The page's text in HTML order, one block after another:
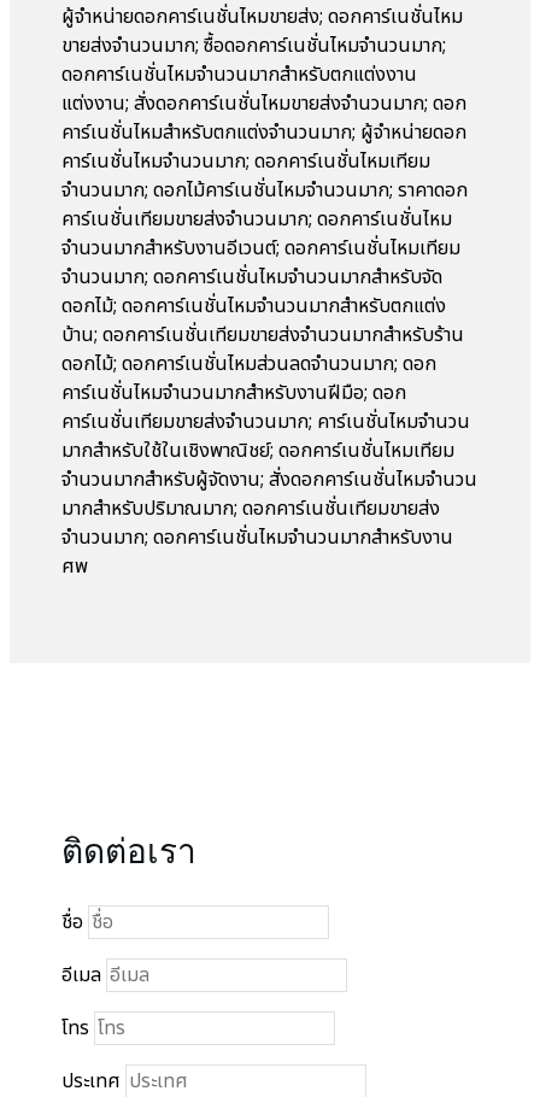
ผู้จำหน่ายดอกคาร์เนชั่นไหมขายส่ง; ดอกคาร์เนชั่นไหม
ขายส่งจำนวนมาก; ซื้อดอกคาร์เนชั่นไหมจำนวนมาก;
ดอกคาร์เนชั่นไหมจำนวนมากสำหรับตกแต่งงาน
แต่งงาน; สั่งดอกคาร์เนชั่นไหมขายส่งจำนวนมาก; ดอก
คาร์เนชั่นไหมสำหรับตกแต่งจำนวนมาก; ผู้จำหน่ายดอก
คาร์เนชั่นไหมจำนวนมาก; ดอกคาร์เนชั่นไหมเทียม
จำนวนมาก; ดอกไม้คาร์เนชั่นไหมจำนวนมาก; ราคาดอก
คาร์เนชั่นเทียมขายส่งจำนวนมาก; ดอกคาร์เนชั่นไหม
จำนวนมากสำหรับงานอีเวนต์; ดอกคาร์เนชั่นไหมเทียม
จำนวนมาก; ดอกคาร์เนชั่นไหมจำนวนมากสำหรับจัด
ดอกไม้; ดอกคาร์เนชั่นไหมจำนวนมากสำหรับตกแต่ง
บ้าน; ดอกคาร์เนชั่นเทียมขายส่งจำนวนมากสำหรับร้าน
ดอกไม้; ดอกคาร์เนชั่นไหมส่วนลดจำนวนมาก; ดอก
คาร์เนชั่นไหมจำนวนมากสำหรับงานฝีมือ; ดอก
คาร์เนชั่นเทียมขายส่งจำนวนมาก; คาร์เนชั่นไหมจำนวน
มากสำหรับใช้ในเชิงพาณิชย์; ดอกคาร์เนชั่นไหมเทียม
จำนวนมากสำหรับผู้จัดงาน; สั่งดอกคาร์เนชั่นไหมจำนวน
มากสำหรับปริมาณมาก; ดอกคาร์เนชั่นเทียมขายส่ง
จำนวนมาก; ดอกคาร์เนชั่นไหมจำนวนมากสำหรับงาน
ศพ
ติดต่อเรา
ชื่อ
อีเมล
โทร
ประเทศ